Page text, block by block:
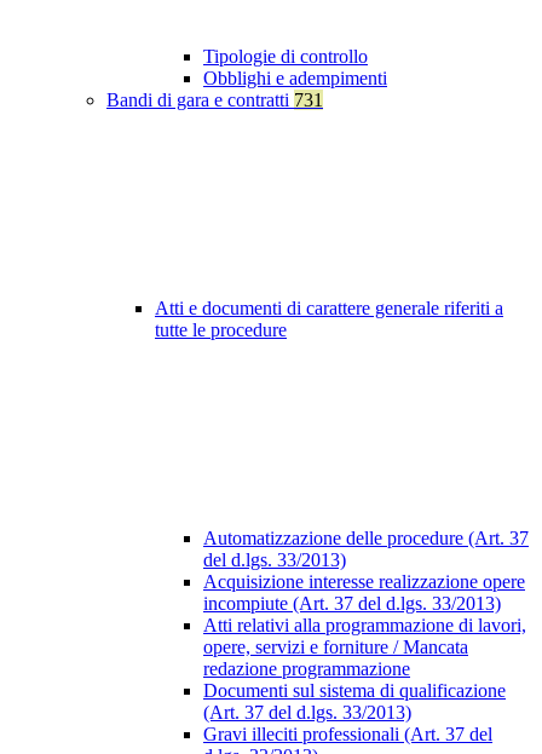
Tipologie di controllo
Obblighi e adempimenti
Bandi di gara e contratti 731
Atti e documenti di carattere generale riferiti a
tutte le procedure
Automatizzazione delle procedure (Art. 37
del d.lgs. 33/2013)
Acquisizione interesse realizzazione opere
incompiute (Art. 37 del d.lgs. 33/2013)
Atti relativi alla programmazione di lavori,
opere, servizi e forniture / Mancata
redazione programmazione
Documenti sul sistema di qualificazione
(Art. 37 del d.lgs. 33/2013)
Gravi illeciti professionali (Art. 37 del